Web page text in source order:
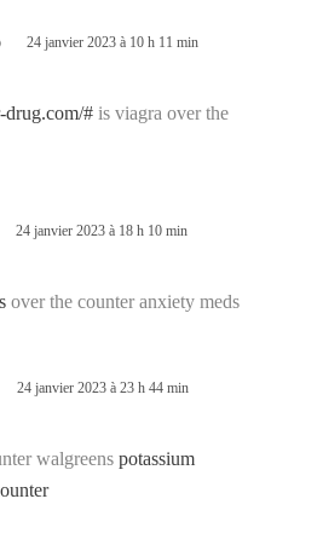
24 janvier 2023 à 10 h 11 min
drug.com/# is viagra over the
24 janvier 2023 à 18 h 10 min
over the counter anxiety meds
24 janvier 2023 à 23 h 44 min
walgreens potassium